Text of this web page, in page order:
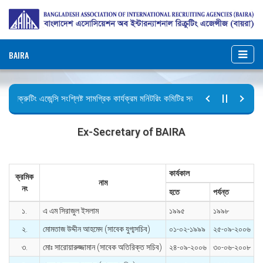
BAIRA
রিক্রুটিং এজেন্সি সংশ্লিষ্ট সামগ্রিক কার্যক্রম মনিটরিং কমিটির সভার কার্যবিবরণী প্রেরণ।
Ex-Secretary of BAIRA
ক্রমিক
নং
নাম
কার্যকাল
হতে
পর্যন্ত
১.
এ এম সিরাজুল ইসলাম ১৯৯৫
১৯৯৮
২.
মোমতাজ উদ্দীন আহমেদ (সাবেক যুগ্মসচিব) ০১-০২-১৯৯৯
২৫-০৯-২০০৬
৩.
মোঃ সারোয়ারুজ্জামান (সাবেক অতিরিক্ত সচিব) ২৪-০৯-২০০৬
৩০-০৬-২০০৮